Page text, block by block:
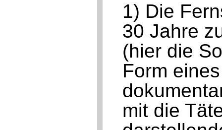
1) Die
30 Jahre
(hier die
Form
mit die